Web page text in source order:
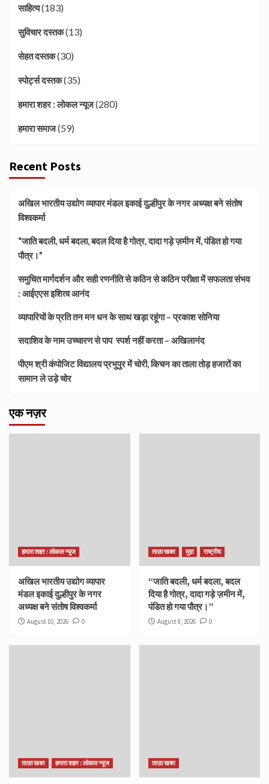
साहित्य(183)
सुविचार दस्तक(13)
सेहत दस्तक(30)
स्पोर्ट्स दस्तक(35)
हमारा शहर : लोकल न्यूज(280)
हमारा समाज(59)
Recent Posts
अखिल भारतीय उद्योग व्यापार मंडल इकाई दुल्हीपुर के नगर अध्यक्ष बने संतोष
विश्वकर्मा
“जाति बदली, धर्म बदला, बदल दिया है गोत्र, दादा गड़े ज़मीन में, पंडित हो गया
पौत्र।”
समुचित मार्गदर्शन और सही रणनीति से कठिन से कठिन परीक्षा में सफलता संभव
: आईएएस इशित्व आनंद
व्यापारियों के प्रति तन मन धन के साथ खड़ा रहूंगा – प्रकाश सोनिया
सदाशिव के नाम उच्चारण से पाप स्पर्श नहीं करता – अखिलानंद
पीएम श्री कंपोजिट विद्यालय प्रभुपुर में चोरी, किचन का ताला तोड़ हजारों का
सामान ले उड़े चोर
एक नज़र
हमारा शहर : लोकल न्यूज
अखिल भारतीय उद्योग व्यापार
मंडल इकाई दुल्हीपुर के नगर
अध्यक्ष बने संतोष विश्वकर्मा
August 10, 2026 0
ताज़ा खबर मुद्दा राष्ट्रीय
“जाति बदली, धर्म बदला, बदल
दिया है गोत्र, दादा गड़े ज़मीन में,
पंडित हो गया पौत्र।”
August 8, 2026 0
ताज़ा खबर हमारा शहर : लोकल न्यूज ताज़ा खबर